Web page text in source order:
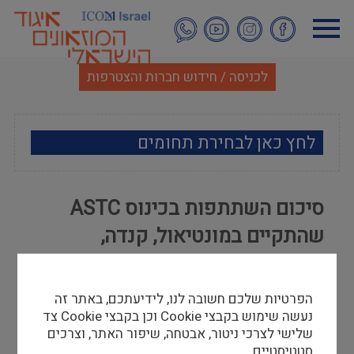
לתוכן
העיקרי
לכניסה / חידוש חברות והצטרפות
לחץ כאן לבחירת תחומים
אמנות
אתנוגרפיה
מוזאולוגיה כללי
היסטוריה ומורשת
סיכום השתתפות בכינוס ASTC
שהתקיים במונטיאול, קנדה,
אוקטובר 2015
מיה הלוי
30/11/15
הכנס התקיים במרכז כנסים עצום בעיר מונטריאול
הפרטיות שלכם חשובה לנו, לידיעתכם, באתר זה
נעשה שימוש בקבצי Cookie וכן בקבצי Cookie צד
שלישי לצרכי ניטור, אבטחה, שיפור האתר, וצרכים